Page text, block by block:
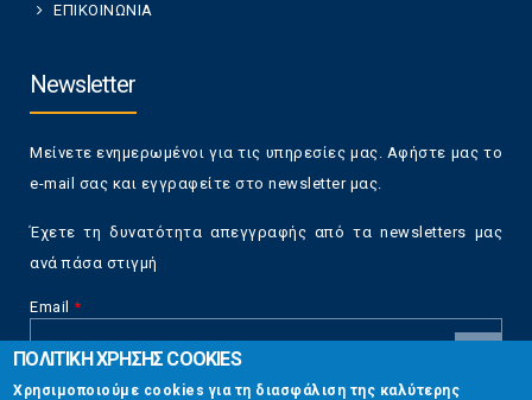
ΕΠΙΚΟΙΝΩΝΙΑ
Newsletter
Μείνετε ενημερωμένοι για τις υπηρεσίες μας. Αφήστε μας το
e-mail σας και εγγραφείτε στο newsletter μας.
Έχετε τη δυνατότητα απεγγραφής από τα newsletters μας
ανά πάσα στιγμή
Email *
CAPTCHA
ΠΟΛΙΤΙΚΗ ΧΡΗΣΗΣ COOKIES
Χρησιμοποιούμε cookies για τη διασφάλιση της καλύτερης